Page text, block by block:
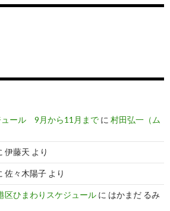
ュール 9月から11月まで に 村田弘一（ム
伊藤天 より
佐々木陽子 より
区ひまわりスケジュール に はかまだ るみ